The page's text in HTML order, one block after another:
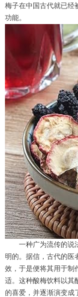
梅子在中国古代就已经
功能。
一种广为流传的说法
明的。据信，古代的医
效，于是便将其用于制
适。这种酸梅饮料以其
的喜爱，并逐渐演变成